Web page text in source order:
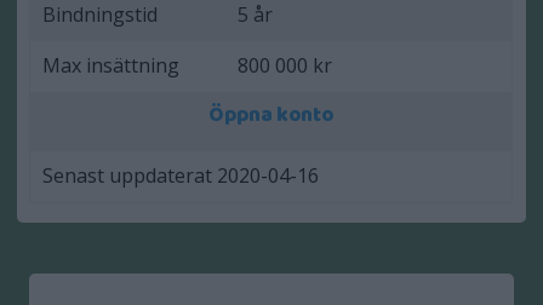
Bindningstid
5 år
Max insättning
800 000 kr
Öppna konto
Senast uppdaterat 2020-04-16